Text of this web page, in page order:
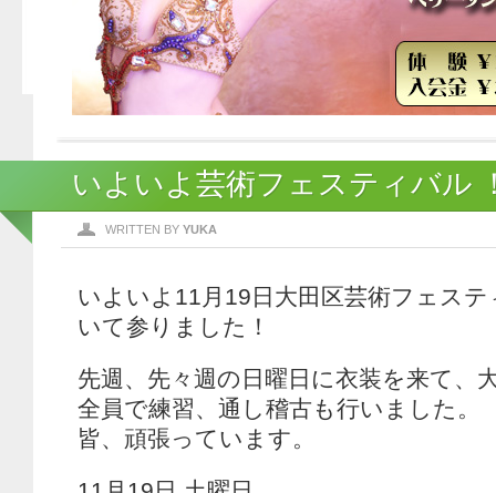
いよいよ芸術フェスティバル
WRITTEN BY YUKA
いよいよ11月19日大田区芸術フェス
いて参りました！
先週、先々週の日曜日に衣装を来て、
全員で練習、通し稽古も行いました。
皆、頑張っています。